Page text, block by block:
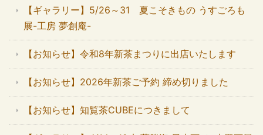
【ギャラリー】5/26～31 夏こそきもの うすごろも
展-工房 夢創庵-
【お知らせ】令和8年新茶まつりに出店いたします
【お知らせ】2026年新茶ご予約 締め切りました
【お知らせ】知覧茶CUBEにつきまして